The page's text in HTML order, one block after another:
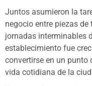
Juntos asumieron la
negocio entre piezas
jornadas interminables
establecimiento fue
convertirse en un punto
vida cotidiana de la